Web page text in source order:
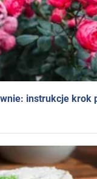
instrukcje krok